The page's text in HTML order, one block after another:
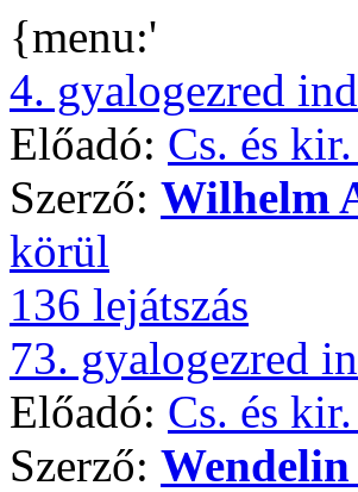
{menu:'
4. gyalogezred
Előadó: Cs. és
Szerző: Wilhelm
körül
136 lejátszás
73. gyalogezred
Előadó: Cs. és
Szerző: